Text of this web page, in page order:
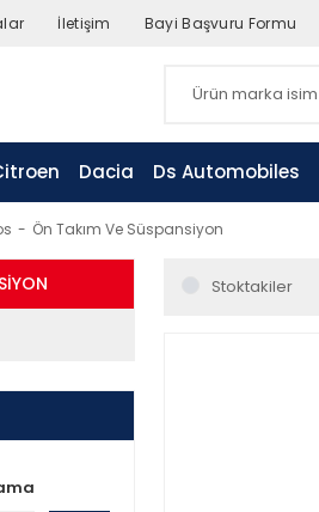
İletişim Bayi Başvuru Formu
Dacia Ds Automobiles
Ön Takım Ve Süspansiyon
Stoktakiler